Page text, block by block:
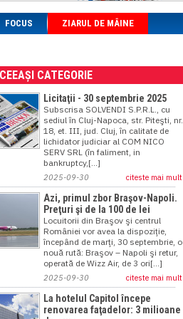
FOCUS ZIARUL DE MÂINE
CATEGORIE
Licitaţii - 30 septembrie 2025
Subscrisa SOLVENDI S.P.R.L., cu
sediul în Cluj-Napoca, str. Piteşti, nr.
18, et. III, jud. Cluj, în calitate de
lichidator judiciar al COM NICO
SERV SRL (în faliment, in
bankruptcy,[...]
2025-09-30 citeste mai mult
Azi, primul zbor Braşov-Napoli.
Preţuri şi de la 100 de lei
Locuitorii din Braşov şi centrul
României vor avea la dispoziţie,
începând de marţi, 30 septembrie, o
nouă rută: Braşov – Napoli şi retur,
operată de Wizz Air, de 3 ori[...]
2025-09-30 citeste mai mult
La hotelul Capitol începe
renovarea faţadelor: 3 milioane